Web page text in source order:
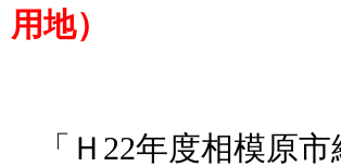
用地）
「Ｈ22年度相模原市